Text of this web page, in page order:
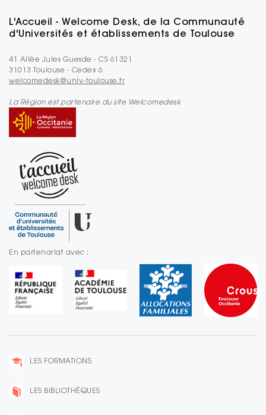
L'Accueil - Welcome Desk, de la Communauté
d'Universités et établissements de Toulouse
41 Allée Jules Guesde - CS 61321
31013 Toulouse - Cedex 6
welcomedesk@univ-toulouse.fr
La Région est partenaire du site Welcomedesk
En partenariat avec :
LES FORMATIONS
LES BIBLIOTHÈQUES